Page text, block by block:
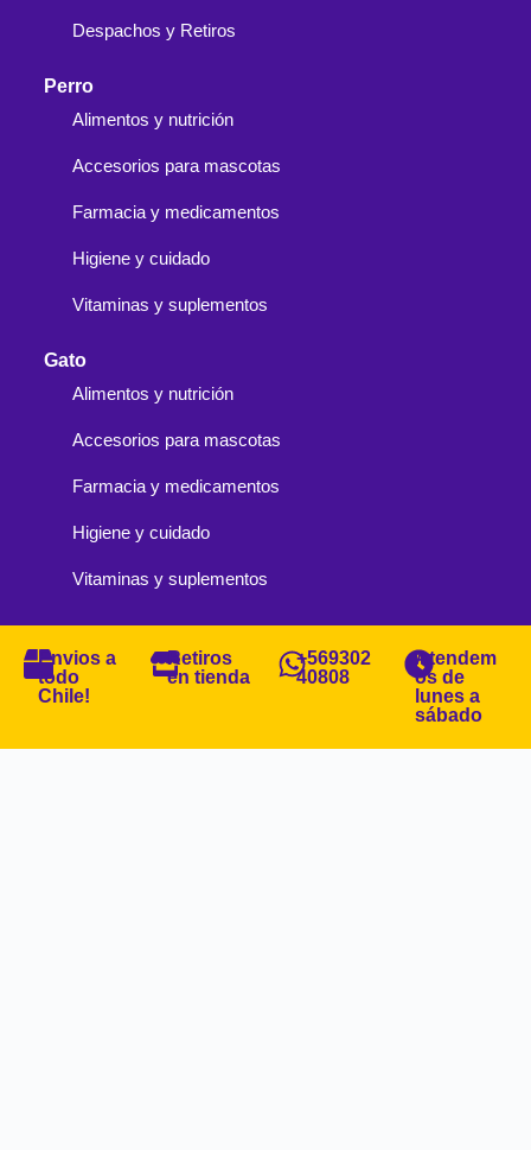
Despachos y Retiros
Perro
Alimentos y nutrición
Accesorios para mascotas
Farmacia y medicamentos
Higiene y cuidado
Vitaminas y suplementos
Gato
Alimentos y nutrición
Accesorios para mascotas
Farmacia y medicamentos
Higiene y cuidado
Vitaminas y suplementos
Envios a
todo
Chile!
Retiros
en tienda
+569302
40808
Atendem
os de
lunes a
sábado